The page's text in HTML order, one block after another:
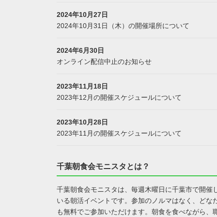
2024年10月27日
2024年10月31日（木）の開催場所について
2024年6月30日
オンライン配信中止のお知らせ
2023年11月18日
2023年12月の開催スケジュールについて
2023年10月28日
2023年11月の開催スケジュールについて
千葉朝食会モニスタとは？
千葉朝食会モニスタは、毎週木曜日に千葉市で開催
いる朝活イベントです。参加のノルマはなく、どな
も無料でご参加いただけます。朝食を食べながら、